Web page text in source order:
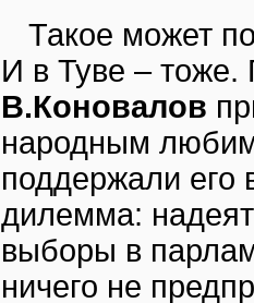
Такое может
И в Туве – тоже.
В.Коновалов
народным
поддержали его
дилемма:
выборы в
ничего не